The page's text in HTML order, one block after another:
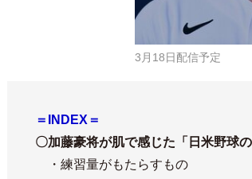
3月18日配信予定
＝INDEX＝
〇加藤豪将が肌で感じた「日米野球の
・練習量がもたらすもの